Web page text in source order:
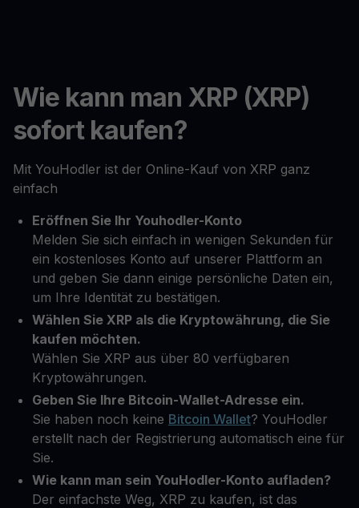
Wie kann man XRP (XRP)
sofort kaufen?
Mit YouHodler ist der Online-Kauf von XRP ganz
einfach
Eröffnen Sie Ihr Youhodler-Konto
Melden Sie sich einfach in wenigen Sekunden für
ein kostenloses Konto auf unserer Plattform an
und geben Sie dann einige persönliche Daten ein,
um Ihre Identität zu bestätigen.
Wählen Sie XRP als die Kryptowährung, die Sie
kaufen möchten.
Wählen Sie XRP aus über 80 verfügbaren
Kryptowährungen.
Geben Sie Ihre Bitcoin-Wallet-Adresse ein.
Sie haben noch keine Bitcoin Wallet? YouHodler
erstellt nach der Registrierung automatisch eine für
Sie.
Wie kann man sein YouHodler-Konto aufladen?
Der einfachste Weg, XRP zu kaufen, ist das